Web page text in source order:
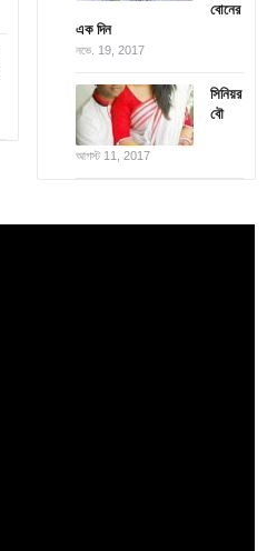
বোনের
এক দিন
নভে. 19, 2017
সিনিয়র
বৌ
আগস্ট 11, 2017